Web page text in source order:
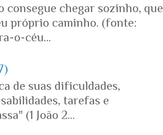
consegue chegar sozinho, que
próprio caminho. (fonte:
o-céu...
de suas dificuldades,
tarefas e
(1 João 2...